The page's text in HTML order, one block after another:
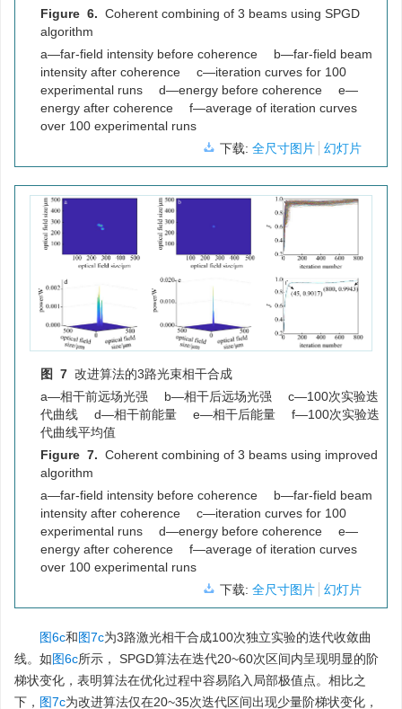
Figure 6. Coherent combining of 3 beams using SPGD
algorithm
a—far-field intensity before coherence b—far-field beam
intensity after coherence c—iteration curves for 100
experimental runs d—energy before coherence e—
energy after coherence f—average of iteration curves
over 100 experimental runs
下载: 全尺寸图片 幻灯片
图 7 改进算法的3路光束相干合成
a—相干前远场光强 b—相干后远场光强 c—100次实验迭
代曲线 d—相干前能量 e—相干后能量 f—100次实验迭
代曲线平均值
Figure 7. Coherent combining of 3 beams using improved
algorithm
a—far-field intensity before coherence b—far-field beam
intensity after coherence c—iteration curves for 100
experimental runs d—energy before coherence e—
energy after coherence f—average of iteration curves
over 100 experimental runs
下载: 全尺寸图片 幻灯片
图6c和图7c为3路激光相干合成100次独立实验的迭代收敛曲
线。如图6c所示， SPGD算法在迭代20~60次区间内呈现明显的阶
梯状变化，表明算法在优化过程中容易陷入局部极值点。相比之
下， 图7c为改进算法仅在20~35次迭代区间出现少量阶梯状变化，